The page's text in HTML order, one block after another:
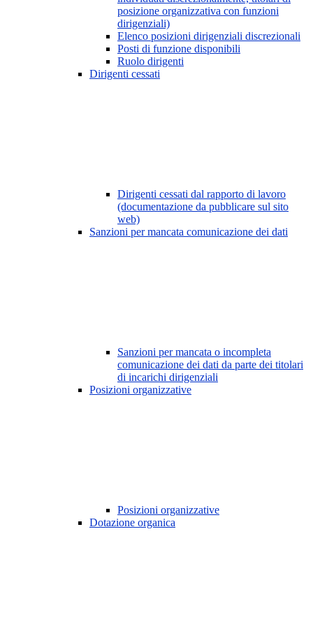
posizione organizzativa con funzioni
dirigenziali)
Elenco posizioni dirigenziali discrezionali
Posti di funzione disponibili
Ruolo dirigenti
Dirigenti cessati
Dirigenti cessati dal rapporto di lavoro
(documentazione da pubblicare sul sito
web)
Sanzioni per mancata comunicazione dei dati
Sanzioni per mancata o incompleta
comunicazione dei dati da parte dei titolari
di incarichi dirigenziali
Posizioni organizzative
Posizioni organizzative
Dotazione organica